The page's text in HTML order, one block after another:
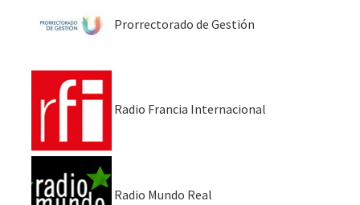
Prorrectorado de Gestión
Radio Francia Internacional
Radio Mundo Real